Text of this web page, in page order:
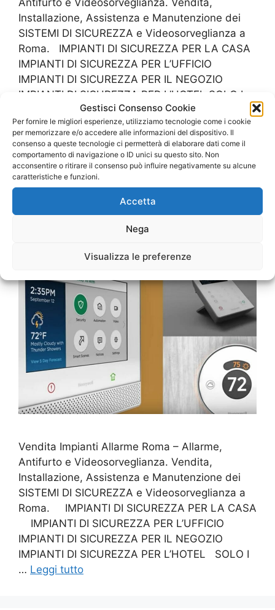
Gestisci Consenso Cookie
Per fornire le migliori esperienze, utilizziamo tecnologie come i cookie
per memorizzare e/o accedere alle informazioni del dispositivo. Il
consenso a queste tecnologie ci permetterà di elaborare dati come il
comportamento di navigazione o ID unici su questo sito. Non
acconsentire o ritirare il consenso può influire negativamente su alcune
caratteristiche e funzioni.
Accetta
Nega
Visualizza le preferenze
Antifurto e Videosorveglianza. Vendita,
Installazione, Assistenza e Manutenzione dei
SISTEMI DI SICUREZZA e Videosorveglianza a
Roma. IMPIANTI DI SICUREZZA PER LA CASA
IMPIANTI DI SICUREZZA PER L’UFFICIO
IMPIANTI DI SICUREZZA PER IL NEGOZIO
IMPIANTI DI SICUREZZA PER L’HOTEL SOLO I
MIGLIORI MARCHI PER LA SICUREZZA …
tutto
Vendita Impianti
Allarme Roma
Vendita Impianti Allarme Roma – Allarme,
Antifurto e Videosorveglianza. Vendita,
Installazione, Assistenza e Manutenzione dei
SISTEMI DI SICUREZZA e Videosorveglianza a
Roma. IMPIANTI DI SICUREZZA PER LA CASA
IMPIANTI DI SICUREZZA PER L’UFFICIO
IMPIANTI DI SICUREZZA PER IL NEGOZIO
IMPIANTI DI SICUREZZA PER L’HOTEL SOLO I
… Leggi tutto